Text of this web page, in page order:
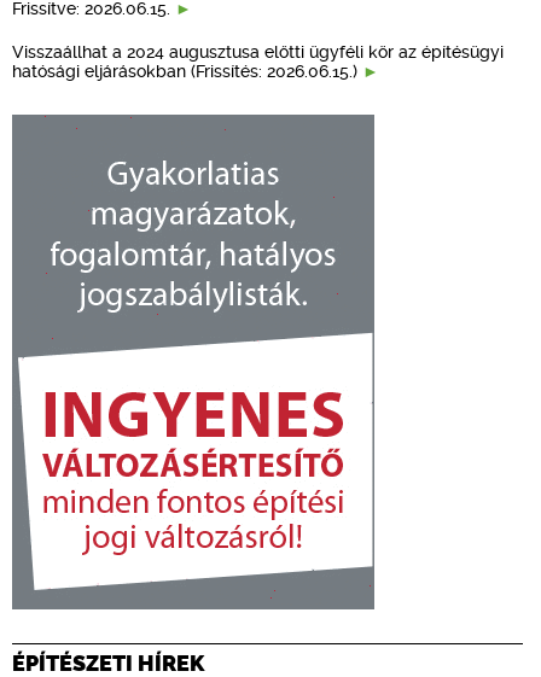
Frissítve: 2026.06.15.
Visszaállhat a 2024 augusztusa előtti ügyféli kör az építésügyi
hatósági eljárásokban (Frissítés: 2026.06.15.)
ÉPÍTÉSZETI HÍREK